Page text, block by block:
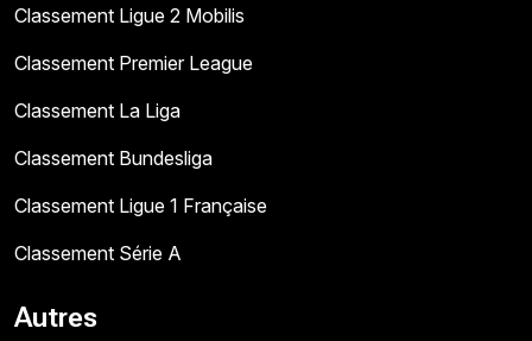
Classement Ligue 2 Mobilis
Classement Premier League
Classement La Liga
Classement Bundesliga
Classement Ligue 1 Française
Classement Série A
Autres